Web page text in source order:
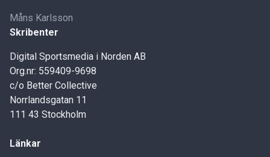
Måns Karlsson
Skribenter
Digital Sportsmedia i Norden AB
Org.nr: 559409-9698
c/o Better Collective
Norrlandsgatan 11
111 43 Stockholm
Länkar